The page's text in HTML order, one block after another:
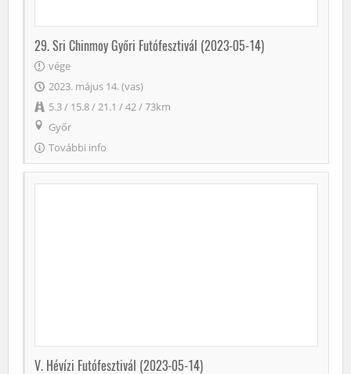
29. Sri Chinmoy Győri Futófesztivál (2023-05-14)
vége
2023. május 14. (vas)
5.3 / 15.8 / 21.1 / 42 / 73km
Győr
További info
V. Hévízi Futófesztivál (2023-05-14)